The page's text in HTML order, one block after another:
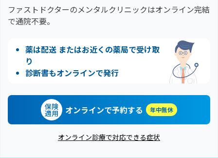
ファストドクターのメンタルクリニックはオンライン完結
で通院不要。
薬は配送 またはお近くの薬局で受け取
り
診断書もオンラインで発行
保険
適用 オンラインで予約する 年中無休
オンライン診療で対応できる症状